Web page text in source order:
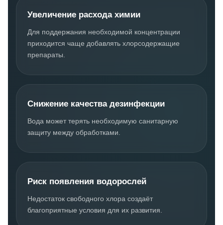
Увеличение расхода химии
Для поддержания необходимой концентрации
приходится чаще добавлять хлорсодержащие
препараты.
Снижение качества дезинфекции
Вода может терять необходимую санитарную
защиту между обработками.
Риск появления водорослей
Недостаток свободного хлора создаёт
благоприятные условия для их развития.